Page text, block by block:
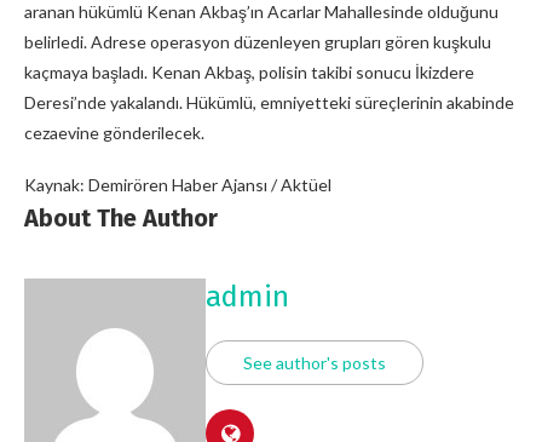
aranan hükümlü Kenan Akbaş’ın Acarlar Mahallesinde olduğunu
belirledi. Adrese operasyon düzenleyen grupları gören kuşkulu
kaçmaya başladı. Kenan Akbaş, polisin takibi sonucu İkizdere
Deresi’nde yakalandı. Hükümlü, emniyetteki süreçlerinin akabinde
cezaevine gönderilecek.
Kaynak: Demirören Haber Ajansı / Aktüel
About The Author
admin
See author's posts